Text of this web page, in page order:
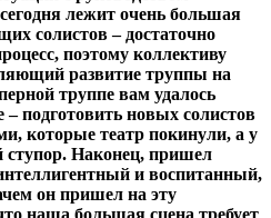
лежит очень большая
солистов – достаточно
поэтому коллективу
развитие труппы на
труппе вам удалось
подготовить новых солистов
которые театр покинули, а у
Наконец, пришел
и воспитанный,
он пришел на эту
наша большая сцена требует